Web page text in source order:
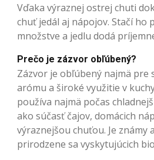
Vďaka výraznej ostrej chuti
chuť jedál aj nápojov. Stačí ho
množstve a jedlu dodá
Prečo je zázvor obľúbený?
Zázvor je obľúbený najmä pre
arómu a široké využitie v
používa najmä počas
ako súčasť čajov, domácich
výraznejšou chuťou. Je známy
prirodzene sa vyskytujúcich